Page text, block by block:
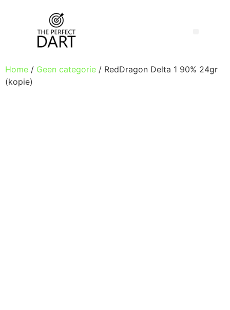
Home / Geen categorie / RedDragon Delta 1 90% 24gr
(kopie)